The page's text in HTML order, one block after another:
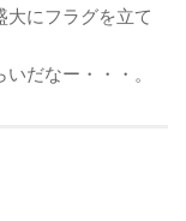
にフラグを立て
だなー・・・。